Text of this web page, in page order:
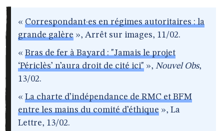
« Correspondant·es en régimes autoritaires : la
grande galère », Arrêt sur images, 11/02.
« Bras de fer à Bayard : "Jamais le projet
‘Périclès’ n’aura droit de cité ici" », Nouvel Obs,
13/02.
« La charte d’indépendance de RMC et BFM
entre les mains du comité d’éthique », La
Lettre, 13/02.